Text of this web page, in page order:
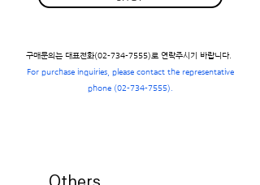
구매문의는 대표전화(02-734-7555)로 연락주시기 바랍니다.
For purchase inquiries, please contact the representative
phone (02-734-7555)